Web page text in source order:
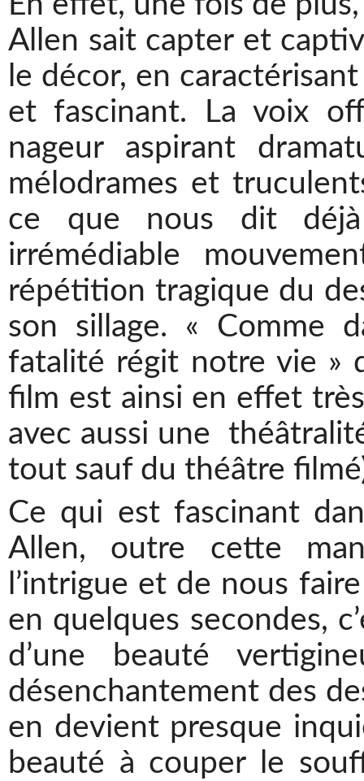
Allen sait capter et
le décor, en
et fascinant. La voix
nageur aspirant
mélodrames et
ce que nous dit
irrémédiable
répétition tragique du
son sillage. « Comme
fatalité régit notre vie »
film est ainsi en effet
avec aussi une
tout sauf du théâtre
Ce qui est fascinant
Allen, outre cette
l’intrigue et de nous
en quelques secondes,
d’une beauté
désenchantement des
en devient presque
beauté à couper le